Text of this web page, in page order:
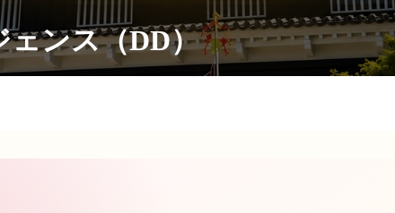
ェンス（DD）